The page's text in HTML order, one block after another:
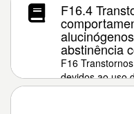
F16.4
abstinência
F16
devidos ao uso